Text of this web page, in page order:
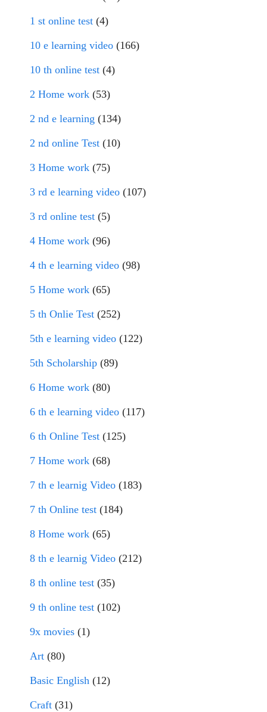
1 st online test (4)
10 e learning video (166)
10 th online test (4)
2 Home work (53)
2 nd e learning (134)
2 nd online Test (10)
3 Home work (75)
3 rd e learning video (107)
3 rd online test (5)
4 Home work (96)
4 th e learning video (98)
5 Home work (65)
5 th Onlie Test (252)
5th e learning video (122)
5th Scholarship (89)
6 Home work (80)
6 th e learning video (117)
6 th Online Test (125)
7 Home work (68)
7 th e learnig Video (183)
7 th Online test (184)
8 Home work (65)
8 th e learnig Video (212)
8 th online test (35)
9 th online test (102)
9x movies (1)
Art (80)
Basic English (12)
Craft (31)